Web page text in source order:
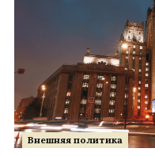
Внешняя политика